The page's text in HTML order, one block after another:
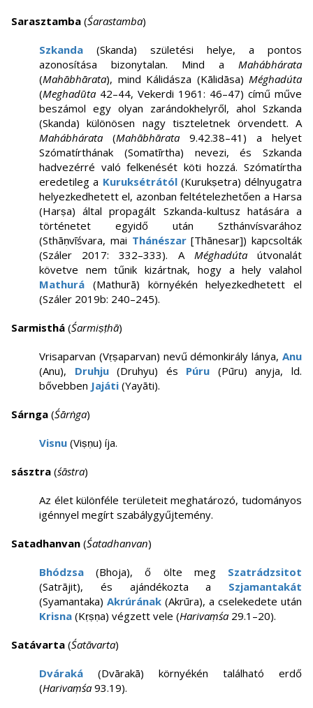
Sarasztamba (Śarastamba)
Szkanda (Skanda) születési helye, a pontos
azonosítása bizonytalan. Mind a Mahábhárata
(Mahābhārata), mind Kálidásza (Kālidāsa) Méghadúta
(Meghadūta 42–44, Vekerdi 1961: 46–47) című műve
beszámol egy olyan zarándokhelyről, ahol Szkanda
(Skanda) különösen nagy tiszteletnek örvendett. A
Mahábhárata (Mahābhārata 9.42.38–41) a helyet
Szómatírthának (Somatīrtha) nevezi, és Szkanda
hadvezérré való felkenését köti hozzá. Szómatírtha
eredetileg a Kuruksétrától(Kurukṣetra) délnyugatra
helyezkedhetett el, azonban feltételezhetően a Harsa
(Harṣa) által propagált Szkanda-kultusz hatására a
történetet egyidő után Szthánvísvarához
(Sthāṇvīśvara, mai Thánészar[Thānesar]) kapcsolták
(Száler 2017: 332–333). A Méghadútaútvonalát
követve nem tűnik kizártnak, hogy a hely valahol
Mathurá (Mathurā) környékén helyezkedhetett el
(Száler 2019b: 240–245).
Sarmisthá (Śarmiṣṭhā)
Vrisaparvan (Vṛṣaparvan) nevű démonkirály lánya, Anu
(Anu), Druhju(Druhyu) és Púru (Pūru) anyja, ld.
bővebben Jajáti (Yayāti).
Sárnga (Śārṅga)
Visnu (Viṣṇu) íja.
sásztra (śāstra)
Az élet különféle területeit meghatározó, tudományos
igénnyel megírt szabálygyűjtemény.
Satadhanvan (Śatadhanvan)
Bhódzsa (Bhoja), ő ölte meg Szatrádzsitot
(Satrājit), és ajándékozta a Szjamantakát
(Syamantaka) Akrúrának (Akrūra), a cselekedete után
Krisna (Kṛṣṇa) végzett vele (Harivaṃśa 29.1–20).
Satávarta (Śatāvarta)
Dváraká (Dvārakā) környékén található erdő
(Harivaṃśa 93.19).